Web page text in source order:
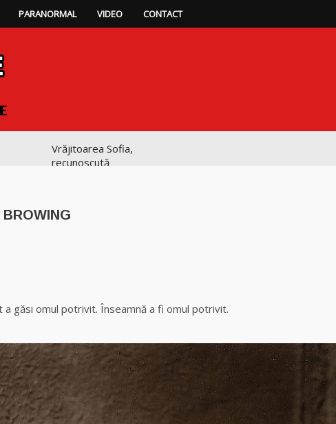
PARANORMAL VIDEO CONTACT
Vrăjitoarea Sofia,
recunoscută
prestigioase în
puternice leacuri
Celebra
vrăjitoare Rodica
Gheorghe,
singura fiică a
Mamei Omida
găsi omul potrivit. Înseamnă a fi omul potrivit.